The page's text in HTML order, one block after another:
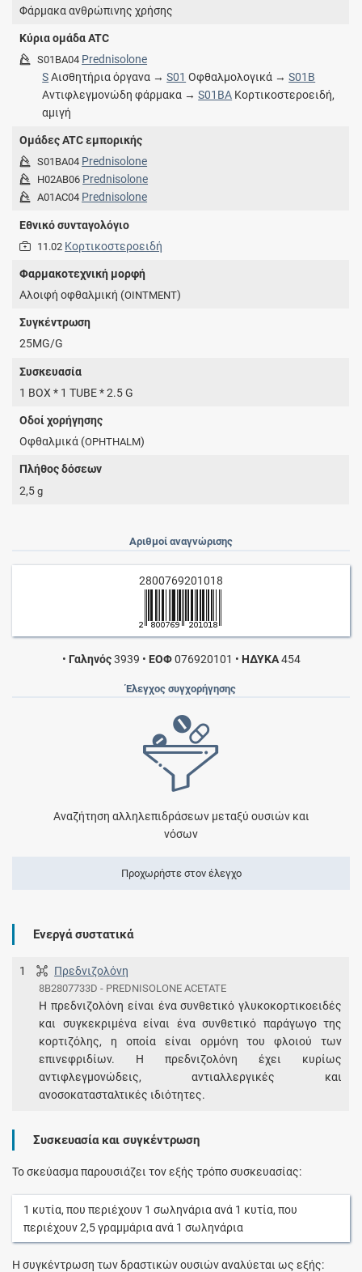
Φάρμακα ανθρώπινης χρήσης
Κύρια ομάδα ATC
S01BA04 Prednisolone
SΑισθητήρια όργανα →S01 Οφθαλμολογικά →S01B
Αντιφλεγμονώδη φάρμακα →S01BA Κορτικοστεροειδή,
αμιγή
Ομάδες ATC εμπορικής
S01BA04 Prednisolone
H02AB06 Prednisolone
A01AC04 Prednisolone
Εθνικό συνταγολόγιο
11.02 Κορτικοστεροειδή
Φαρμακοτεχνική μορφή
Aλοιφή οφθαλμική (OINTMENT)
Συγκέντρωση
25MG/G
Συσκευασία
1 BOX * 1 TUBE * 2.5 G
Οδοί χορήγησης
Οφθαλμικά (OPHTHALM)
Πλήθος δόσεων
2,5g
Αριθμοί αναγνώρισης
2800769201018
• Γαληνός3939 • ΕΟΦ076920101 • ΗΔΥΚΑ454
Έλεγχος συγχορήγησης
Αναζήτηση αλληλεπιδράσεων μεταξύ ουσιών και
νόσων
Προχωρήστε στον έλεγχο
Ενεργά συστατικά
1 Πρεδνιζολόνη
8B2807733D - PREDNISOLONE ACETATE
Η πρεδνιζολόνη είναι ένα συνθετικό γλυκοκορτικοειδές
και συγκεκριμένα είναι ένα συνθετικό παράγωγο της
κορτιζόλης, η οποία είναι ορμόνη του φλοιού των
επινεφριδίων. Η πρεδνιζολόνη έχει κυρίως
αντιφλεγμονώδεις, αντιαλλεργικές και
ανοσοκατασταλτικές ιδιότητες.
Συσκευασία και συγκέντρωση
Το σκεύασμα παρουσιάζει τον εξής τρόπο συσκευασίας:
1 κυτία, που περιέχουν 1 σωληνάριαανά 1 κυτία, που
περιέχουν2,5γραμμάριαανά 1 σωληνάρια
Η συγκέντρωση των δραστικών ουσιών αναλύεται ως εξής: